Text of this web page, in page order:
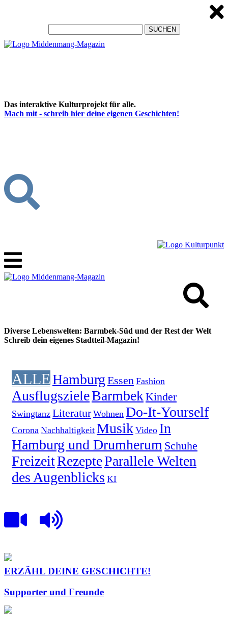
Das interaktive Kulturprojekt für alle.
Mach mit - schreib hier deine eigenen Geschichten!
Diverse Lebenswelten: Barmbek-Süd und der Rest der Welt
Schreib dein eigenes Stadtteil-Magazin!
ALLEHamburg Essen Fashion
AusflugszieleBarmbekKinder
Swingtanz Literatur Wohnen Do-It-Yourself
Corona Nachhaltigkeit Musik Video In
Hamburg und Drumherum Schuhe
FreizeitRezepteParallele Welten
des Augenblicks KI
ERZÄHL DEINE GESCHICHTE!
Supporter und Freunde